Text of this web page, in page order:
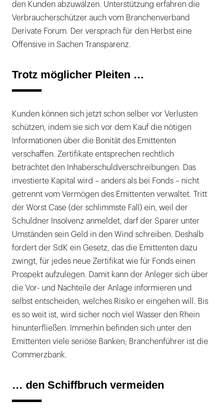
den Kunden abzuwälzen. Unterstützung erfahren die
Verbraucherschützer auch vom Branchenverband
Derivate Forum. Der versprach für den Herbst eine
Offensive in Sachen Transparenz.
Trotz möglicher Pleiten …
Kunden können sich jetzt schon selber vor Verlusten
schützen, indem sie sich vor dem Kauf die nötigen
Informationen über die Bonität des Emittenten
verschaffen. Zertifikate entsprechen rechtlich
betrachtet den Inhaberschuldverschreibungen. Das
investierte Kapital wird – anders als bei Fonds – nicht
getrennt vom Vermögen des Emittenten verwaltet. Tritt
der Worst Case (der schlimmste Fall) ein, weil der
Schuldner Insolvenz anmeldet, darf der Sparer unter
Umständen sein Geld in den Wind schreiben. Deshalb
fordert der SdK ein Gesetz, das die Emittenten dazu
zwingt, für jedes neue Zertifikat wie für Fonds einen
Prospekt aufzulegen. Damit kann der Anleger sich über
die Vor- und Nachteile der Anlage informieren und
selbst entscheiden, welches Risiko er eingehen will. Bis
es so weit ist, wird sicher noch viel Wasser den Rhein
hinunterfließen. Immerhin befinden sich unter den
Emittenten viele seriöse Banken; Branchenführer ist die
Commerzbank.
… den Schiffbruch vermeiden